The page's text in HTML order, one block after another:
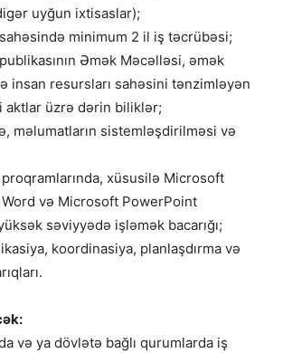
uyğun ixtisaslar);
minimum 2 il iş təcrübəsi;
Əmək Məcəlləsi, əmək
insan resursları sahəsini tənzimləyən
aktlar üzrə dərin biliklər;
məlumatların sistemləşdirilməsi və
xüsusilə Microsoft
və Microsoft PowerPoint
səviyyədə işləmək bacarığı;
koordinasiya, planlaşdırma və
və ya dövlətə bağlı qurumlarda iş